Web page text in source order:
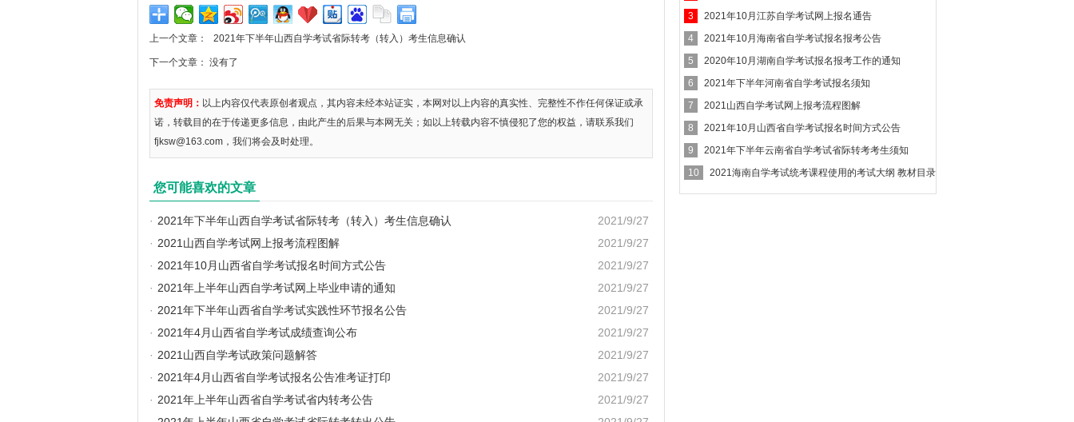
上一个文章： 2021年下半年山西自学考试省际转考（转入）考生信息确认
下一个文章： 没有了
免责声明： 以上内容仅代表原创者观点，其内容未经本站证实，本网对以上内容的真实性、完整性不作任何保证或承
诺，转载目的在于传递更多信息，由此产生的后果与本网无关；如以上转载内容不慎侵犯了您的权益，请联系我们
fjksw@163.com，我们将会及时处理。
您可能喜欢的文章
2021/9/27
· 2021年下半年山西自学考试省际转考（转入）考生信息确认
2021/9/27
· 2021山西自学考试网上报考流程图解
2021/9/27
· 2021年10月山西省自学考试报名时间方式公告
2021/9/27
· 2021年上半年山西自学考试网上毕业申请的通知
2021/9/27
· 2021年下半年山西省自学考试实践性环节报名公告
2021/9/27
· 2021年4月山西省自学考试成绩查询公布
2021/9/27
· 2021山西自学考试政策问题解答
2021/9/27
· 2021年4月山西省自学考试报名公告准考证打印
2021/9/27
· 2021年上半年山西省自学考试省内转考公告
3
2021年10月江苏自学考试网上报名通告
4
2021年10月海南省自学考试报名报考公告
5
2020年10月湖南自学考试报名报考工作的通知
6
2021年下半年河南省自学考试报名须知
7
2021山西自学考试网上报考流程图解
8
2021年10月山西省自学考试报名时间方式公告
9
2021年下半年云南省自学考试省际转考考生须知
10
2021海南自学考试统考课程使用的考试大纲 教材目录